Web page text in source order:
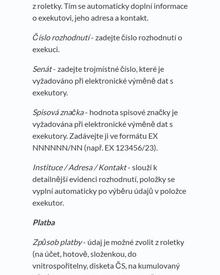
z roletky. Tím se automaticky doplní informace
o exekutovi, jeho adresa a kontakt.
Číslo rozhodnutí- zadejte číslo rozhodnutí o
exekuci.
Senát- zadejte trojmístné číslo, které je
vyžadováno při elektronické výměně dat s
exekutory.
Spisová značka- hodnota spisové značky je
vyžadována při elektronické výměně dat s
exekutory. Zadávejte ji ve formátu EX
NNNNNN/NN (např. EX 123456/23).
Instituce / Adresa / Kontakt- slouží k
detailnější evidenci rozhodnutí, položky se
vyplní automaticky po výběru údajů v položce
exekutor.
Platba
Způsob platby- údaj je možné zvolit z roletky
(na účet, hotově, složenkou, do
vnitrospořitelny, disketa ČS, na kumulovaný